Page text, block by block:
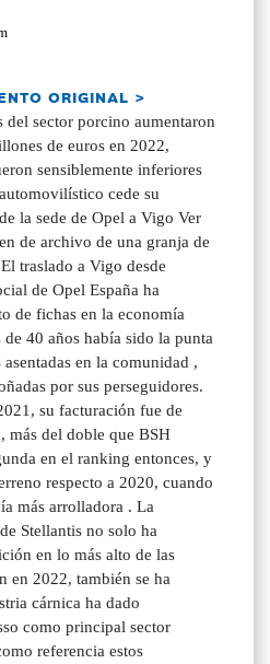
ORIGINAL >
del sector porcino aumentaron
de euros en 2022,
sensiblemente inferiores
cede su
la sede de Opel a Vigo Ver
de archivo de una granja de
traslado a Vigo desde
de Opel España ha
de fichas en la economía
de 40 años había sido la punta
en la comunidad ,
por sus perseguidores.
su facturación fue de
más del doble que BSH
en el ranking entonces, y
respecto a 2020, cuando
más arrolladora . La
Stellantis no solo ha
en lo más alto de las
en 2022, también se ha
cárnica ha dado
como principal sector
referencia estos